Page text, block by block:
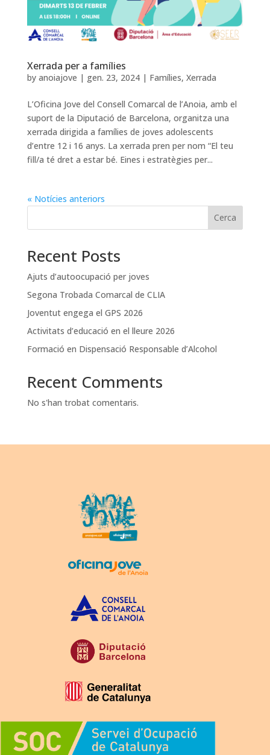
Xerrada per a famílies
by anoiajove | gen. 23, 2024| Famílies, Xerrada
L’Oficina Jove del Consell Comarcal de l’Anoia, amb el
suport de la Diputació de Barcelona, organitza una
xerrada dirigida a famílies de joves adolescents
d’entre 12 i 16 anys. La xerrada pren per nom “El teu
fill/a té dret a estar bé. Eines i estratègies per...
« Notícies anteriors
Cerca
Recent Posts
Ajuts d’autoocupació per joves
Segona Trobada Comarcal de CLIA
Joventut engega el GPS 2026
Activitats d’educació en el lleure 2026
Formació en Dispensació Responsable d’Alcohol
Recent Comments
No s'han trobat comentaris.